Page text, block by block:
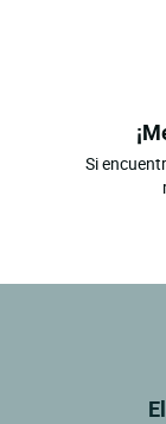
Si